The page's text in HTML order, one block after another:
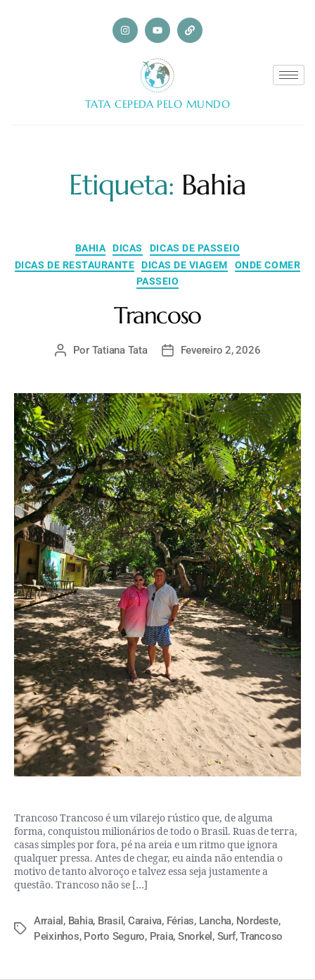
TATA CEPEDA PELO MUNDO
Etiqueta: Bahia
BAHIA DICAS
DICAS DE PASSEIO
DICAS DE RESTAURANTE
DICAS DE VIAGEM
ONDE COMER
PASSEIO
Trancoso
Por Tatiana Tata Fevereiro 2, 2026
Trancoso Trancoso é um vilarejo rústico que, de alguma
forma, conquistou milionários de todo o Brasil. Ruas de terra,
casas simples por fora, pé na areia e um ritmo que ignora
qualquer pressa. Antes de chegar, eu ainda não entendia o
motivo de tanto alvoroço e talvez essa seja justamente a
questão. Trancoso não se […]
Arraial , Bahia, Brasil , Caraiva, Férias, Lancha, Nordeste,
Peixinhos, Porto Seguro, Praia, Snorkel , Surf,Trancoso